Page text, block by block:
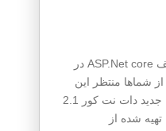
بعد از انتشار نسخه‌های مختلف ASP.Net core در
1.1 و 2، خیلی از شماها منتظر این
بودید که علاوه بر اینها، نسخه جدید دات نت کور 2.1
شده از